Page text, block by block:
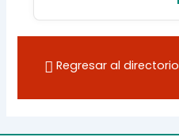
Regresar al directorio